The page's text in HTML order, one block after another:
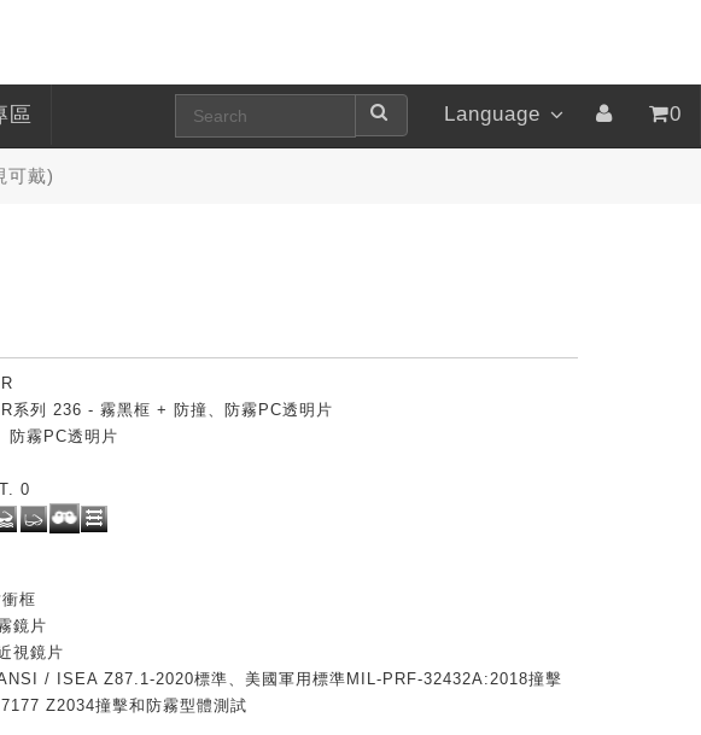
區 Language 0
可戴)
系列 236 - 霧黑框 + 防撞、防霧PC透明片
防霧PC透明片
0
框
鏡片
視鏡片
/ ISEA Z87.1-2020標準、美國軍用標準MIL-PRF-32432A:2018撞擊
Z2034撞擊和防霧型體測試